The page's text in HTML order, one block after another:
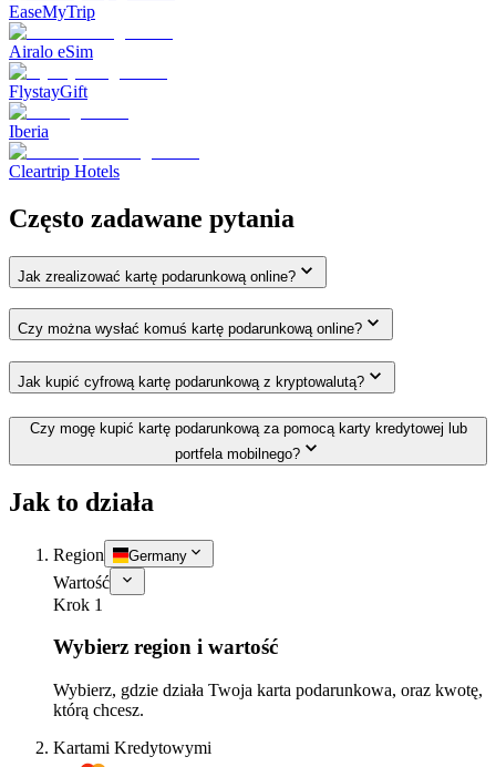
EaseMyTrip
Airalo eSim
FlystayGift
Iberia
Cleartrip Hotels
Często zadawane pytania
Jak zrealizować kartę podarunkową online?
Czy można wysłać komuś kartę podarunkową online?
Jak kupić cyfrową kartę podarunkową z kryptowalutą?
Czy mogę kupić kartę podarunkową za pomocą karty kredytowej lub
portfela mobilnego?
Jak to działa
Region Germany
Wartość
Krok 1
Wybierz region i wartość
Wybierz, gdzie działa Twoja karta podarunkowa, oraz kwotę,
którą chcesz.
Kartami Kredytowymi